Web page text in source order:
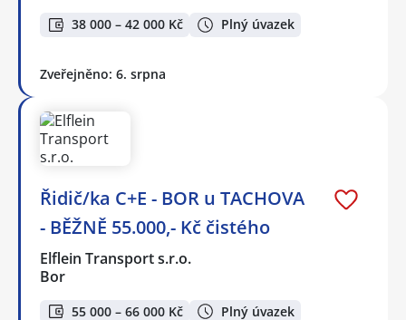
38 000 – 42 000 Kč Plný úvazek
Zveřejněno: 6. srpna
Řidič/ka C+E - BOR u TACHOVA
- BĚŽNĚ 55.000,- Kč čistého
Elflein Transport s.r.o.
Bor
55 000 – 66 000 Kč Plný úvazek